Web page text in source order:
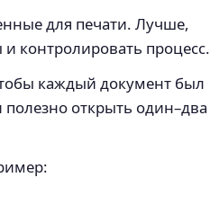
для печати. Лучше,
контролировать процесс.
каждый документ был
открыть один–два